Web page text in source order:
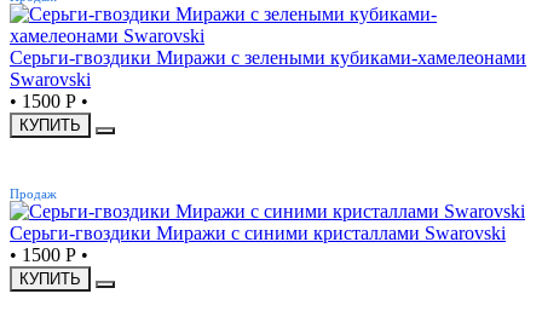
Серьги-гвоздики Миражи с зелеными кубиками-хамелеонами
Swarovski
• 1500 Р •
КУПИТЬ
Продаж
Серьги-гвоздики Миражи с синими кристаллами Swarovski
• 1500 Р •
КУПИТЬ